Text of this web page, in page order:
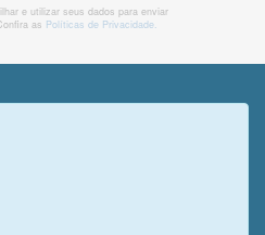
e utilizar seus dados para enviar
as Políticas de Privacidade.